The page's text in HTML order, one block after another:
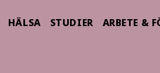
HÄLSA STUDIER ARBETE &